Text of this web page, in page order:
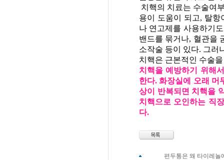
치핵의 치료는 수술여
용이 도움이 되고, 탈
나 연고제를 사용하기
밴드를 묶거나, 혈관을
소작술 등이 있다. 그러
치핵은 근본적인 수술
치핵을 예방하기 위해
한다. 화장실에 오래 머
상이 반복되면 치핵을
치핵으로 오인하는 직
다.
편두통은 왜 타이레놀